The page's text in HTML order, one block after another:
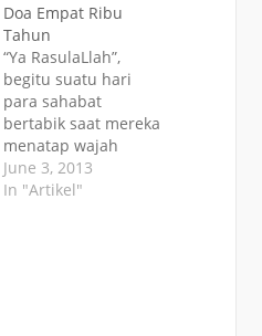
Doa Empat Ribu
Tahun
“Ya RasulaLlah”,
begitu suatu hari
para sahabat
bertabik saat mereka
menatap wajah
beliau yang
purnama,
June 3, 2013
In "Artikel"